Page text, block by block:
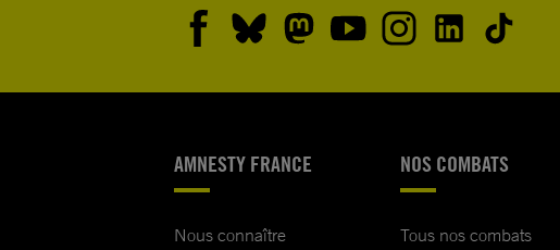
AMNESTY FRANCE
Nous connaître
NOS COMBATS
Tous nos combats